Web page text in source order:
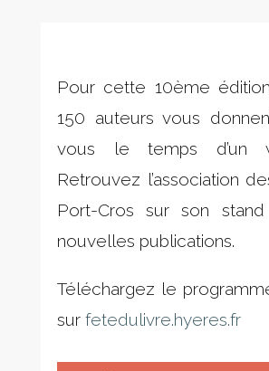
Pour cette 10ème
150 auteurs vous
vous le temps d’un
Retrouvez l’association
Port-Cros sur son
nouvelles publications.
Téléchargez le
sur fetedulivre.hyeres.fr